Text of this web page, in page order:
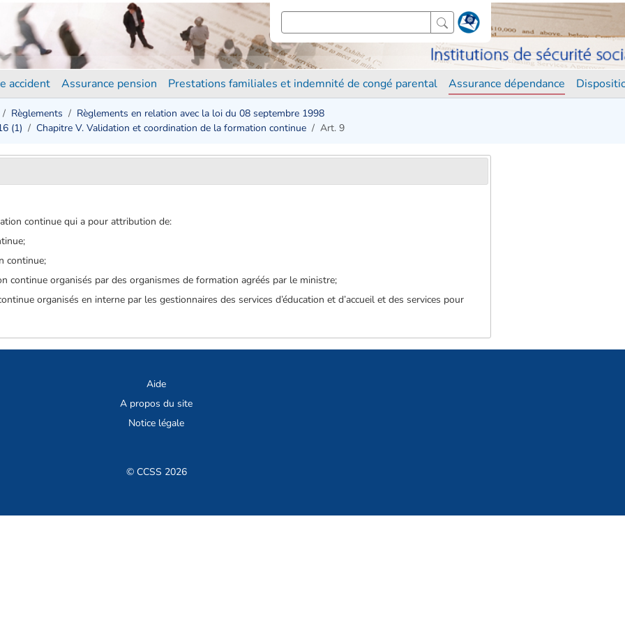
accident Assurance pension Prestations familiales et indemnité de congé parental Assurance dépendance
Règlements
Règlements en relation avec la loi du 08 septembre 1998
(1)
Chapitre V. Validation et coordination de la formation continue Art. 9
continue qui a pour attribution de:
continue;
continue organisés par des organismes de formation agréés par le ministre;
organisés en interne par les gestionnaires des services d’éducation et d’accueil et des services pour
Aide
A propos du site
Notice légale
© CCSS 2026